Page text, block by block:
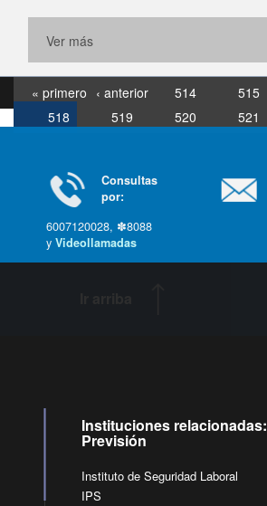
Ver más
« primero ‹ anterior 514 515
518
519 520 521
Consultas
por:
6007120028, ✽8088
yVideollamadas
Instituciones relacionadas:
Previsión
Instituto de Seguridad Laboral
IPS